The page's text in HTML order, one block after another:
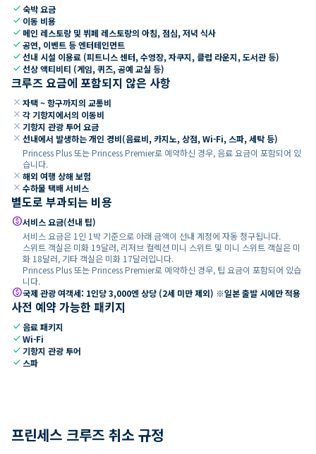
check숙박 요금
check 이동 비용
check 메인 레스토랑 및 뷔페 레스토랑의 아침, 점심, 저녁 식사
check공연, 이벤트 등 엔터테인먼트
check선내 시설 이용료 (피트니스 센터, 수영장, 자쿠지, 클럽 라운지, 도서관 등)
check선상 액티비티 (게임, 퀴즈, 공예 교실 등)
크루즈 요금에 포함되지 않은 사항
close 자택 ~ 항구까지의 교통비
close 각 기항지에서의 이동비
close 기항지 관광 투어 요금
close 선내에서 발생하는 개인 경비(음료비, 카지노, 상점, Wi-Fi, 스파, 세탁 등)
Princess Plus 또는 Princess Premier로 예약하신 경우, 음료 요금이 포함되어 있
습니다.
close 해외 여행 상해 보험
close 수하물 택배 서비스
별도로 부과되는 비용
paid서비스 요금(선내 팁)
서비스 요금은 1인 1박 기준으로 아래 금액이 선내 계정에 자동 청구됩니다.
스위트 객실은 미화 19달러, 리저브 컬렉션 미니 스위트 및 미니 스위트 객실은 미
화 18달러, 기타 객실은 미화 17달러입니다.
Princess Plus 또는 Princess Premier로 예약하신 경우, 팁 요금이 포함되어 있습
니다.
paid국제 관광 여객세: 1인당 3,000엔 상당 (2세 미만 제외) ※일본 출발 시에만 적용
사전 예약 가능한 패키지
check 음료 패키지
checkWi-Fi
check 기항지 관광 투어
check 스파
프린세스 크루즈 취소 규정